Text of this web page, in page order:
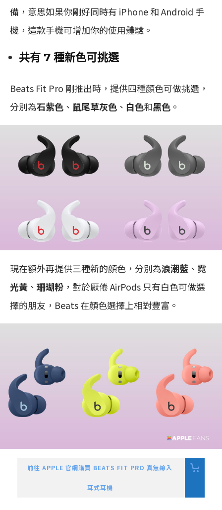
備，意思如果你剛好同時有 iPhone 和 Android 手
機，這款手機可增加你的使用體驗。
共有 7 種新色可挑選
Beats Fit Pro 剛推出時，提供四種顏色可做挑選，
分別為石紫色 、 鼠尾草灰色 、 白色和黑色 。
現在額外再提供三種新的顏色，分別為浪潮藍 、 霓
光黃 、 珊瑚粉 ，對於厭倦 AirPods 只有白色可做選
擇的朋友，Beats 在顏色選擇上相對豐富。
前往 APPLE 官網購買 BEATS FIT PRO 真無線入
耳式耳機